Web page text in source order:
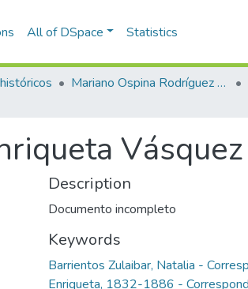
All of DSpace Statistics
Mariano Ospina Rodríguez (1826 -1912)
Description
Documento incompleto
Keywords
Barrientos Zulaibar, Natalia -
Enriqueta, 1832-1886 -